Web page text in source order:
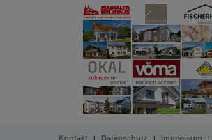
Kontakt | Datenschutz | Impressum |